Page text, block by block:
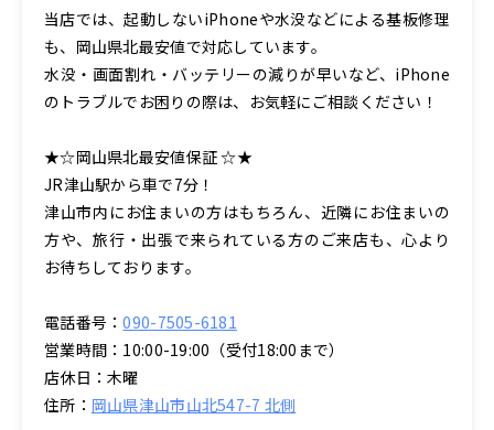
当店では、起動しないiPhoneや水没などによる基板修理
も、岡山県北最安値で対応しています。
水没・画面割れ・バッテリーの減りが早いなど、iPhone
のトラブルでお困りの際は、お気軽にご相談ください！
★☆岡山県北最安値保証 ☆★
JR津山駅から車で7分！
津山市内にお住まいの方はもちろん、近隣にお住まいの
方や、旅行・出張で来られている方のご来店も、心より
お待ちしております。
電話番号：090-7505-6181
営業時間：10:00-19:00（受付18:00まで）
店休日：木曜
住所： 岡山県津山市山北547-7 北側